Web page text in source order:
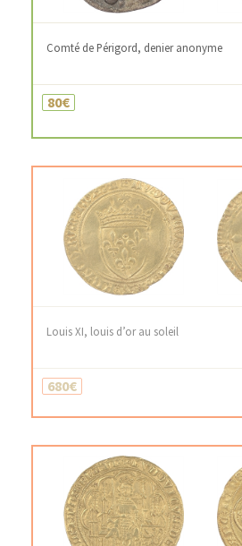
Comté de Périgord, denier anonyme
80€
Louis XI, louis d’or au soleil
680€